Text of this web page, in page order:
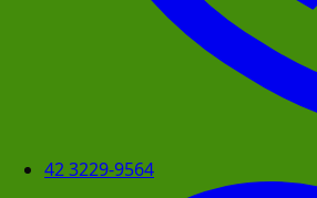
42 3229-9564